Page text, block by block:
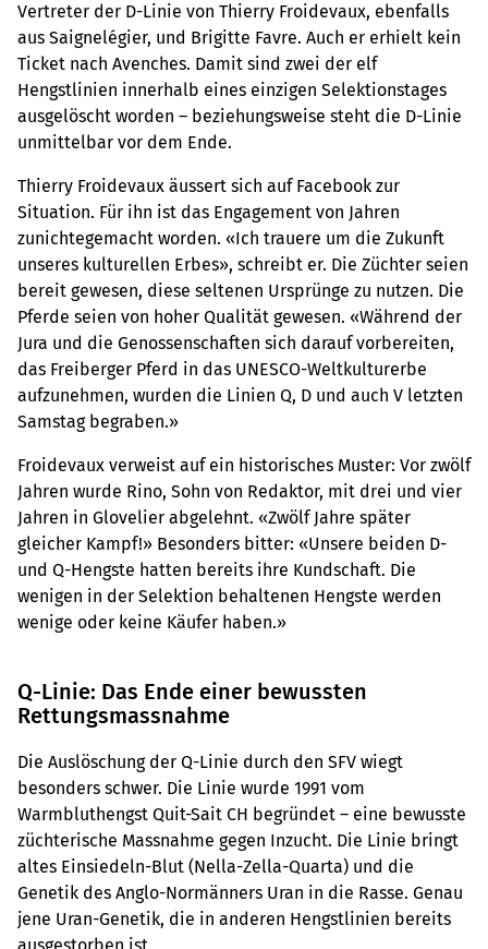
Vertreter der D-Linie von Thierry Froidevaux, ebenfalls
aus Saignelégier, und Brigitte Favre. Auch er erhielt kein
Ticket nach Avenches. Damit sind zwei der elf
Hengstlinien innerhalb eines einzigen Selektionstages
ausgelöscht worden – beziehungsweise steht die D-Linie
unmittelbar vor dem Ende.
Thierry Froidevaux äussert sich auf Facebook zur
Situation. Für ihn ist das Engagement von Jahren
zunichtegemacht worden. «Ich trauere um die Zukunft
unseres kulturellen Erbes», schreibt er. Die Züchter seien
bereit gewesen, diese seltenen Ursprünge zu nutzen. Die
Pferde seien von hoher Qualität gewesen. «Während der
Jura und die Genossenschaften sich darauf vorbereiten,
das Freiberger Pferd in das UNESCO-Weltkulturerbe
aufzunehmen, wurden die Linien Q, D und auch V letzten
Samstag begraben.»
Froidevaux verweist auf ein historisches Muster: Vor zwölf
Jahren wurde Rino, Sohn von Redaktor, mit drei und vier
Jahren in Glovelier abgelehnt. «Zwölf Jahre später
gleicher Kampf!» Besonders bitter: «Unsere beiden D-
und Q-Hengste hatten bereits ihre Kundschaft. Die
wenigen in der Selektion behaltenen Hengste werden
wenige oder keine Käufer haben.»
Q-Linie: Das Ende einer bewussten
Rettungsmassnahme
Die Auslöschung der Q-Linie durch den SFV wiegt
besonders schwer. Die Linie wurde 1991 vom
Warmbluthengst Quit-Sait CH begründet – eine bewusste
züchterische Massnahme gegen Inzucht. Die Linie bringt
altes Einsiedeln-Blut (Nella-Zella-Quarta) und die
Genetik des Anglo-Normänners Uran in die Rasse. Genau
jene Uran-Genetik, die in anderen Hengstlinien bereits